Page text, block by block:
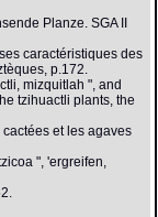
Planze. SGA II
caractéristiques des
p.172.
mizquitlah ", and
tzihuactli plants, the
et les agaves
", 'ergreifen,